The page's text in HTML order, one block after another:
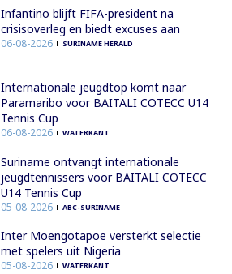
Infantino blijft FIFA-president na
crisisoverleg en biedt excuses aan
06-08-2026 SURINAME HERALD
Internationale jeugdtop komt naar
Paramaribo voor BAITALI COTECC U14
Tennis Cup
06-08-2026 WATERKANT
Suriname ontvangt internationale
jeugdtennissers voor BAITALI COTECC
U14 Tennis Cup
05-08-2026 ABC-SURINAME
Inter Moengotapoe versterkt selectie
met spelers uit Nigeria
05-08-2026 WATERKANT